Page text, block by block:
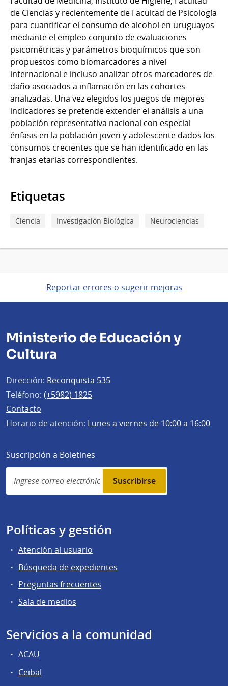
de Ciencias y recientemente de Facultad de Psicología
para cuantificar el consumo de alcohol en uruguayos
mediante el empleo conjunto de evaluaciones
psicométricas y parámetros bioquímicos que son
propuestos como biomarcadores a nivel
internacional e incluso analizar otros marcadores de
daño asociados a inflamación en las cohortes
analizadas. Una vez elegidos los juegos de mejores
indicadores se pretende extender el análisis a una
población representativa nacional con especial
énfasis en la población joven y adolescente dados los
consumos crecientes que se han identificado en las
franjas etarias correspondientes.
Etiquetas
Ciencia Investigación Biológica Neurociencias
Reportar errores o sugerir mejoras
Ministerio de Educación y
Cultura
Dirección: Reconquista 535
Teléfono: (+5982) 1825
Contacto
Horario de atención: Lunes a viernes de 10:00 a 16:00
Suscripción a Boletines
Simplenews
subscription
Políticas y gestión
Atención al usuario
Búsqueda de expedientes
Preguntas frecuentes
Sala de medios
Servicios a la comunidad
ACAU
Ceibal